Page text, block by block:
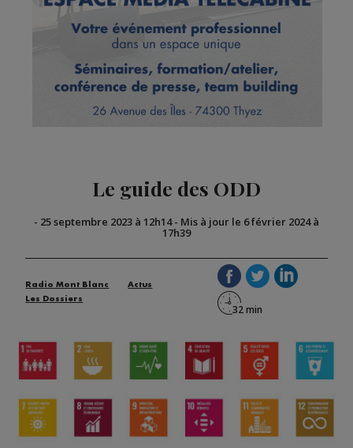
Le guide des ODD
- 25 septembre 2023 à 12h14- Mis à jour le 6 février 2024 à
17h39
Radio Mont Blanc
Actus
Les Dossiers